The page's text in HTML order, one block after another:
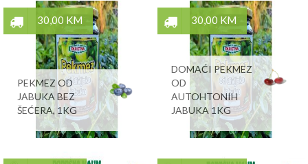
30,00 KM
PEKMEZ OD
JABUKA BEZ
ŠEĆERA, 1KG
30,00 KM
DOMAĆI PEKMEZ
OD
AUTOHTONIH
JABUKA 1KG